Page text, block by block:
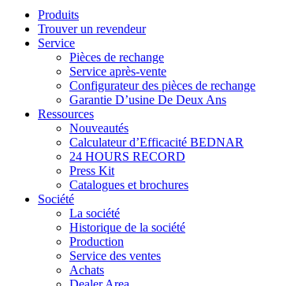
Produits
Trouver un revendeur
Service
Pièces de rechange
Service après-vente
Configurateur des pièces de rechange
Garantie D’usine De Deux Ans
Ressources
Nouveautés
Calculateur d’Efficacité BEDNAR
24 HOURS RECORD
Press Kit
Catalogues et brochures
Société
La société
Historique de la société
Production
Service des ventes
Achats